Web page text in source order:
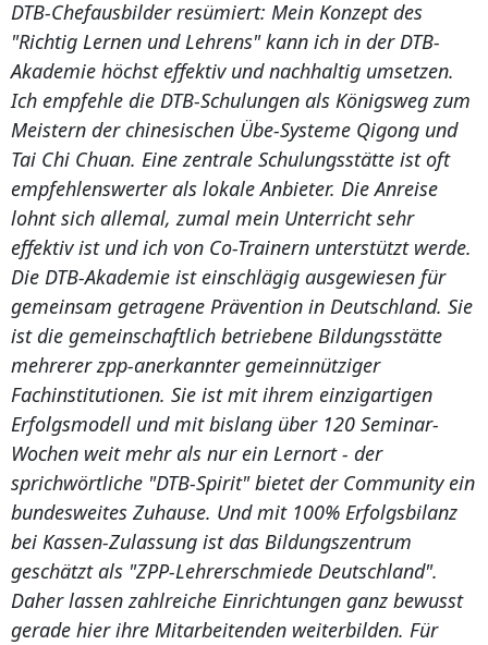
DTB-Chefausbilder resümiert: Mein Konzept des
"Richtig Lernen und Lehrens" kann ich in der DTB-
Akademie höchst effektiv und nachhaltig umsetzen.
Ich empfehle die DTB-Schulungen als Königsweg zum
Meistern der chinesischen Übe-Systeme Qigong und
Tai Chi Chuan. Eine zentrale Schulungsstätte ist oft
empfehlenswerter als lokale Anbieter. Die Anreise
lohnt sich allemal, zumal mein Unterricht sehr
effektiv ist und ich von Co-Trainern unterstützt werde.
Die DTB-Akademie ist einschlägig ausgewiesen für
gemeinsam getragene Prävention in Deutschland. Sie
ist die gemeinschaftlich betriebene Bildungsstätte
mehrerer zpp-anerkannter gemeinnütziger
Fachinstitutionen. Sie ist mit ihrem einzigartigen
Erfolgsmodell und mit bislang über 120 Seminar-
Wochen weit mehr als nur ein Lernort - der
sprichwörtliche "DTB-Spirit" bietet der Community ein
bundesweites Zuhause. Und mit 100% Erfolgsbilanz
bei Kassen-Zulassung ist das Bildungszentrum
geschätzt als "ZPP-Lehrerschmiede Deutschland".
Daher lassen zahlreiche Einrichtungen ganz bewusst
gerade hier ihre Mitarbeitenden weiterbilden. Für